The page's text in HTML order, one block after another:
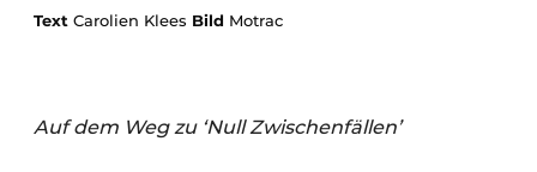
Text Carolien Klees Bild Motrac
Auf dem Weg zu ‘Null Zwischenfällen’